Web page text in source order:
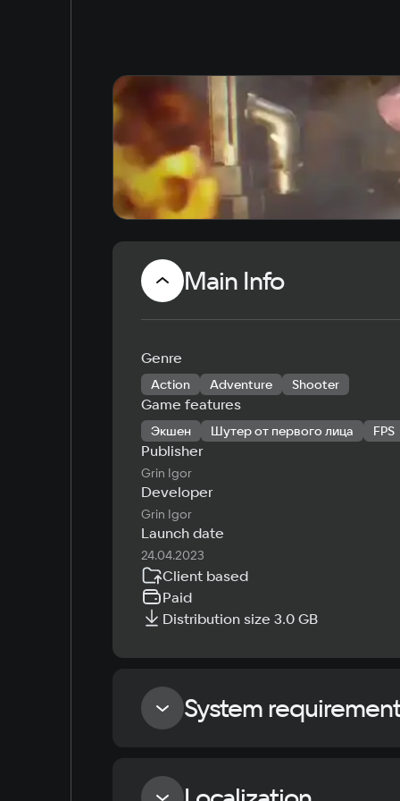
Main Info
Genre
Action Adventure Shooter
Game features
Экшен Шутер от первого лица FPS
Publisher
Grin Igor
Developer
Grin Igor
Launch date
24.04.2023
Client based
Paid
Distribution size 3.0 GB
System
Minimum